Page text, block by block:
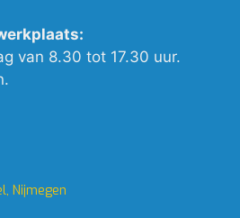
van 8.30 tot 17.30 uur.
Nijmegen